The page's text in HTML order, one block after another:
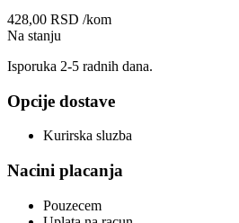
428,00 RSD /kom
Na stanju
Isporuka 2-5 radnih dana.
Opcije dostave
Kurirska sluzba
Nacini placanja
Pouzecem